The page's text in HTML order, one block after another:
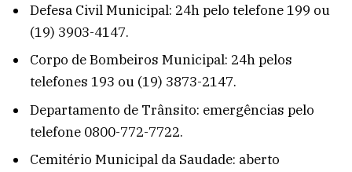
Defesa Civil Municipal: 24h pelo telefone 199 ou
(19) 3903-4147.
Corpo de Bombeiros Municipal: 24h pelos
telefones 193 ou (19) 3873-2147.
Departamento de Trânsito: emergências pelo
telefone 0800-772-7722.
Cemitério Municipal da Saudade: aberto